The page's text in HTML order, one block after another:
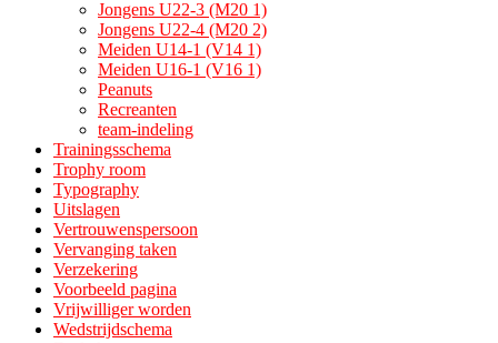
Jongens U22-3 (M20 1)
Jongens U22-4 (M20 2)
Meiden U14-1 (V14 1)
Meiden U16-1 (V16 1)
Peanuts
Recreanten
team-indeling
Trainingsschema
Trophy room
Typography
Uitslagen
Vertrouwenspersoon
Vervanging taken
Verzekering
Voorbeeld pagina
Vrijwilliger worden
Wedstrijdschema